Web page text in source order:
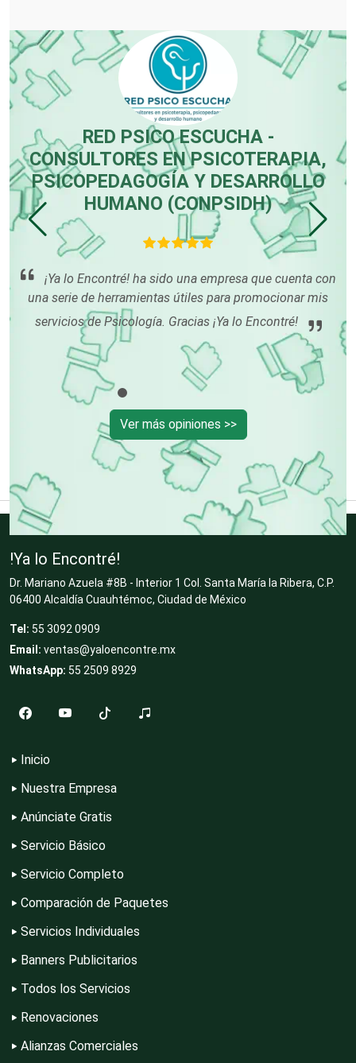
Carpinterías
Centros Comerciales
Centros de Espectáculos
Centros de Nutrición
Centros Turísticos
Cerrajerías
Cibercafés
Clínicas de Belleza
Clínicas de Rehabilitación
Clínicas y Hospitales
Clubes Deportivos
Cocinas Integrales
Compresores de aire
Computadoras
RED PSICO ESCUCHA -
CONSULTORES EN PSICOTERAPIA,
PSICOPEDAGOGÍA Y DESARROLLO
HUMANO (CONPSIDH)
¡Ya lo Encontré! ha sido una empresa que cuenta con
una serie de herramientas útiles para promocionar mis
servicios de Psicología. Gracias ¡Ya lo Encontré!
Ver más opiniones >>
!Ya lo Encontré!
Dr. Mariano Azuela #8B - Interior 1 Col. Santa María la Ribera, C.P.
06400 Alcaldía Cuauhtémoc, Ciudad de México
Tel: 55 3092 0909
Email: ventas@yaloencontre.mx
WhatsApp: 55 2509 8929
Inicio
Nuestra Empresa
Anúnciate Gratis
Servicio Básico
Servicio Completo
Comparación de Paquetes
Servicios Individuales
Banners Publicitarios
Todos los Servicios
Renovaciones
Alianzas Comerciales